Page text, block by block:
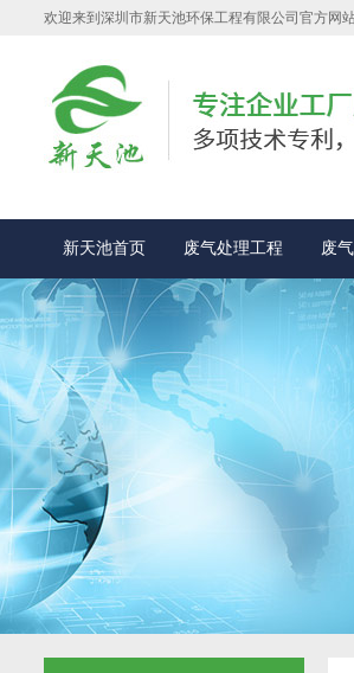
欢迎来到深圳市新天池环保工程有限公司官方网站
新天池首页 废气处理工程 废